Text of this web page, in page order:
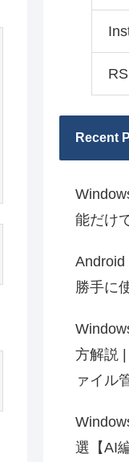
Recent
能だけ
Android
勝手に
方解説
ァイル
選【AI